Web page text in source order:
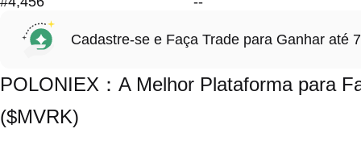
Cadastre-se e Faça Trade para Ganhar até
POLONIEX：A Melhor Plataforma para
($MVRK)